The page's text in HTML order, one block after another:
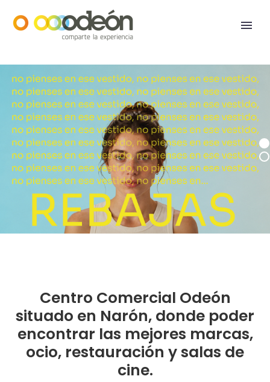
Centro Comercial Odeón
situado en Narón, donde poder
encontrar las mejores marcas,
ocio, restauración y salas de
cine.